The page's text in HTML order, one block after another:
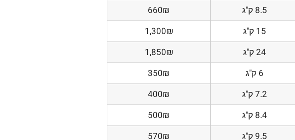
8.5 ק"ג
660₪
15 ק"ג
1,300₪
24 ק"ג
1,850₪
6 ק"ג
350₪
7.2 ק"ג
400₪
8.4 ק"ג
500₪
9.5 ק"ג 570₪